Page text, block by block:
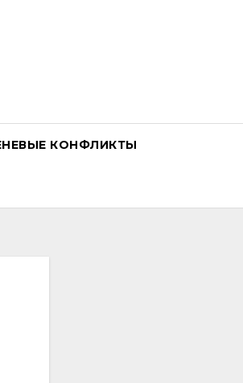
КОНФЛИКТЫ